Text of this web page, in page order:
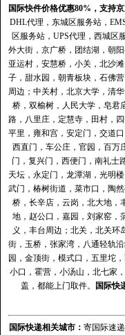
国际快件价格优惠80%，支持
DHL代理 ， 东城区服务站 ，
区服务站， UPS代理 ， 西城区
外大街，京广桥，团结湖，朝
亚运村，安慧桥，小关，北沙
子，甜水园，朝青板块，石佛
周边；中关村，北京大学，清
桥，双榆树，人民大学，皂君
路，八里庄，定慧寺，田村，
平里，雍和宫，安定门，交道
西直门，车公庄，官园，百万
门，复兴门，西便门，南礼士
天坛，永定门，龙潭湖，光明
武门，椿树街道，菜市口，陶
桥，长辛店，云岗，北大地，
地，赵公口，嘉园，刘家窑，
义，丰台周边；北关，北关
街，玉桥，张家湾，八通轻轨
园，金顶街，模式口，五里坨
小口，霍营，小汤山，北七家
盖，都能上门取件。
国际快
国际快递相关城市： 寄国际速